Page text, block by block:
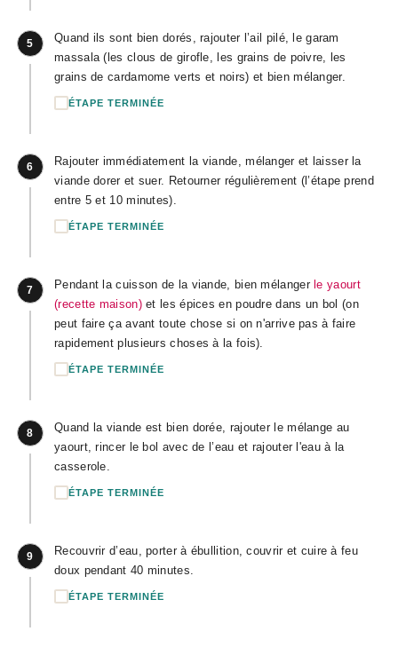
5
Quand ils sont bien dorés, rajouter l’ail pilé, le garam
massala (les clous de girofle, les grains de poivre, les
grains de cardamome verts et noirs) et bien mélanger.
ÉTAPE TERMINÉE
6
Rajouter immédiatement la viande, mélanger et laisser la
viande dorer et suer. Retourner régulièrement (l’étape prend
entre 5 et 10 minutes).
ÉTAPE TERMINÉE
7 Pendant la cuisson de la viande, bien mélanger le yaourt
(recette maison)et les épices en poudre dans un bol (on
peut faire ça avant toute chose si on n'arrive pas à faire
rapidement plusieurs choses à la fois).
ÉTAPE TERMINÉE
8
Quand la viande est bien dorée, rajouter le mélange au
yaourt, rincer le bol avec de l’eau et rajouter l'eau à la
casserole.
ÉTAPE TERMINÉE
9
Recouvrir d’eau, porter à ébullition, couvrir et cuire à feu
doux pendant 40 minutes.
ÉTAPE TERMINÉE